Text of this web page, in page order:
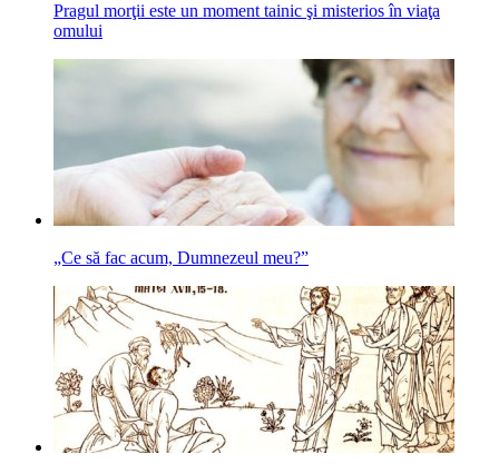
Pragul morţii este un moment tainic şi misterios în viaţa
omului
„Ce să fac acum, Dumnezeul meu?”